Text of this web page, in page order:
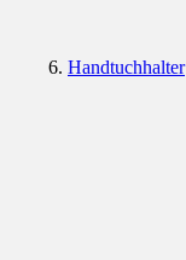
Handtuchhalter